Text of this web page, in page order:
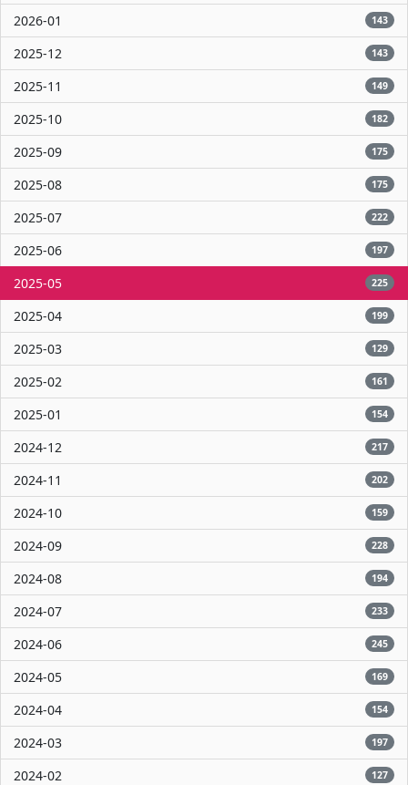
2026-01 143
2025-12 143
2025-11 149
2025-10 182
2025-09 175
2025-08 175
2025-07 222
2025-06 197
2025-05 225
2025-04 199
2025-03 129
2025-02 161
2025-01 154
2024-12 217
2024-11 202
2024-10 159
2024-09 228
2024-08 194
2024-07 233
2024-06 245
2024-05 169
2024-04 154
2024-03 197
2024-02 127